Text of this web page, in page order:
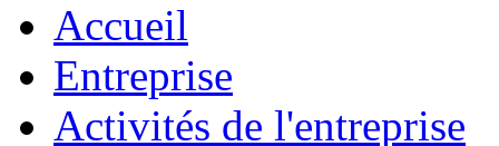
Accueil
Entreprise
Activités de l'entreprise